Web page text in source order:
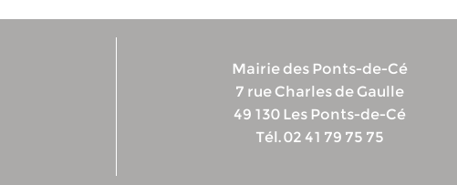
Mairie des Ponts-de-Cé
7 rue Charles de Gaulle
49 130 Les Ponts-de-Cé
Tél. 02 41 79 75 75